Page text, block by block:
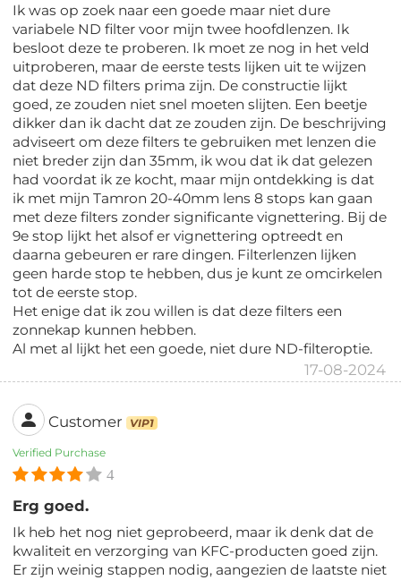
Ik was op zoek naar een goede maar niet dure
variabele ND filter voor mijn twee hoofdlenzen. Ik
besloot deze te proberen. Ik moet ze nog in het veld
uitproberen, maar de eerste tests lijken uit te wijzen
dat deze ND filters prima zijn. De constructie lijkt
goed, ze zouden niet snel moeten slijten. Een beetje
dikker dan ik dacht dat ze zouden zijn. De beschrijving
adviseert om deze filters te gebruiken met lenzen die
niet breder zijn dan 35mm, ik wou dat ik dat gelezen
had voordat ik ze kocht, maar mijn ontdekking is dat
ik met mijn Tamron 20-40mm lens 8 stops kan gaan
met deze filters zonder significante vignettering. Bij de
9e stop lijkt het alsof er vignettering optreedt en
daarna gebeuren er rare dingen. Filterlenzen lijken
geen harde stop te hebben, dus je kunt ze omcirkelen
tot de eerste stop.
Het enige dat ik zou willen is dat deze filters een
zonnekap kunnen hebben.
Al met al lijkt het een goede, niet dure ND-filteroptie.
17-08-2024
Customer VIP1
Verified Purchase
4
Erg goed.
Ik heb het nog niet geprobeerd, maar ik denk dat de
kwaliteit en verzorging van KFC-producten goed zijn.
Er zijn weinig stappen nodig, aangezien de laatste niet